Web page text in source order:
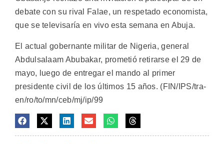
debate con su rival Falae, un respetado economista,
que se televisaría en vivo esta semana en Abuja.
El actual gobernante militar de Nigeria, general
Abdulsalaam Abubakar, prometió retirarse el 29 de
mayo, luego de entregar el mando al primer
presidente civil de los últimos 15 años. (FIN/IPS/tra-
en/ro/to/mn/ceb/mj/ip/99